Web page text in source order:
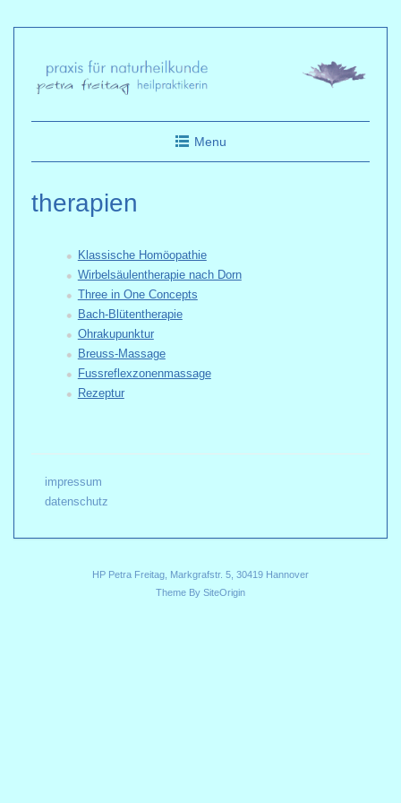
content
Menu
therapien
Klassische Homöopathie
Wirbelsäulentherapie nach Dorn
Three in One Concepts
Bach-Blütentherapie
Ohrakupunktur
Breuss-Massage
Fussreflexzonenmassage
Rezeptur
impressum
datenschutz
HP Petra Freitag, Markgrafstr. 5, 30419 Hannover
Theme By SiteOrigin